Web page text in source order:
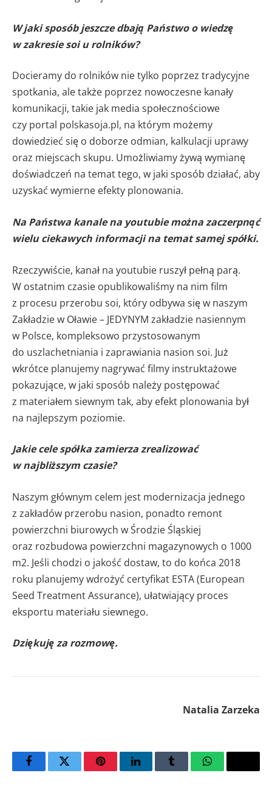
W jaki sposób jeszcze dbają Państwo o wiedzę
w zakresie soi u rolników?
Docieramy do rolników nie tylko poprzez tradycyjne
spotkania, ale także poprzez nowoczesne kanały
komunikacji, takie jak media społecznościowe
czy portal polskasoja.pl, na którym możemy
dowiedzieć się o doborze odmian, kalkulacji uprawy
oraz miejscach skupu. Umożliwiamy żywą wymianę
doświadczeń na temat tego, w jaki sposób działać, aby
uzyskać wymierne efekty plonowania.
Na Państwa kanale na youtubie można zaczerpnąć
wielu ciekawych informacji na temat samej spółki.
Rzeczywiście, kanał na youtubie ruszył pełną parą.
W ostatnim czasie opublikowaliśmy na nim film
z procesu przerobu soi, który odbywa się w naszym
Zakładzie w Oławie – JEDYNYM zakładzie nasiennym
w Polsce, kompleksowo przystosowanym
do uszlachetniania i zaprawiania nasion soi. Już
wkrótce planujemy nagrywać filmy instruktażowe
pokazujące, w jaki sposób należy postępować
z materiałem siewnym tak, aby efekt plonowania był
na najlepszym poziomie.
Jakie cele spółka zamierza zrealizować
w najbliższym czasie?
Naszym głównym celem jest modernizacja jednego
z zakładów przerobu nasion, ponadto remont
powierzchni biurowych w Środzie Śląskiej
oraz rozbudowa powierzchni magazynowych o 1000
m2. Jeśli chodzi o jakość dostaw, to do końca 2018
roku planujemy wdrożyć certyfikat ESTA (European
Seed Treatment Assurance), ułatwiający proces
eksportu materiału siewnego.
Dziękuję za rozmowę.
Natalia Zarzeka
FacebookTwitter PinterestLinkedInTumblr WhatsAppEmail